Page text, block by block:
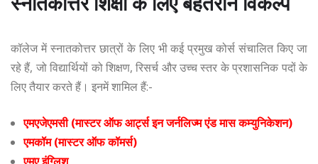
कॉलेज में स्नातकोत्तर छात्रों के लिए भी कई प्रमुख कोर्स संचालित किए जा
रहे हैं, जो विद्यार्थियों को शिक्षण, रिसर्च और उच्च स्तर के प्रशासनिक पदों के
लिए तैयार करते हैं। इनमें शामिल हैं:-
एमएजेएमसी (मास्टर ऑफ आर्ट्स इन जर्नलिज्म एंड मास कम्युनिकेशन)
एमकॉम (मास्टर ऑफ कॉमर्स)